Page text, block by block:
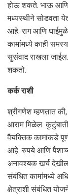
होऊ शकते. भाऊ आणि
मध्यस्थीने सोडवता
आहे. राग आणि
कामांमध्ये काही
सुसंवाद राखला
शकतो.
कर्क राशी
श्रीगणेश म्‍हणतात
आराम मिळेल.
वैयक्तिक कामांकडे पूर्ण
आहे. रुपये आणि
अनावश्यक खर्च देखील
संबंधित कामांमध्ये
क्षेत्राशी संबंधित